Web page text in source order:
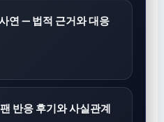
연 — 법적 근거와 대응
반응 후기와 사실관계